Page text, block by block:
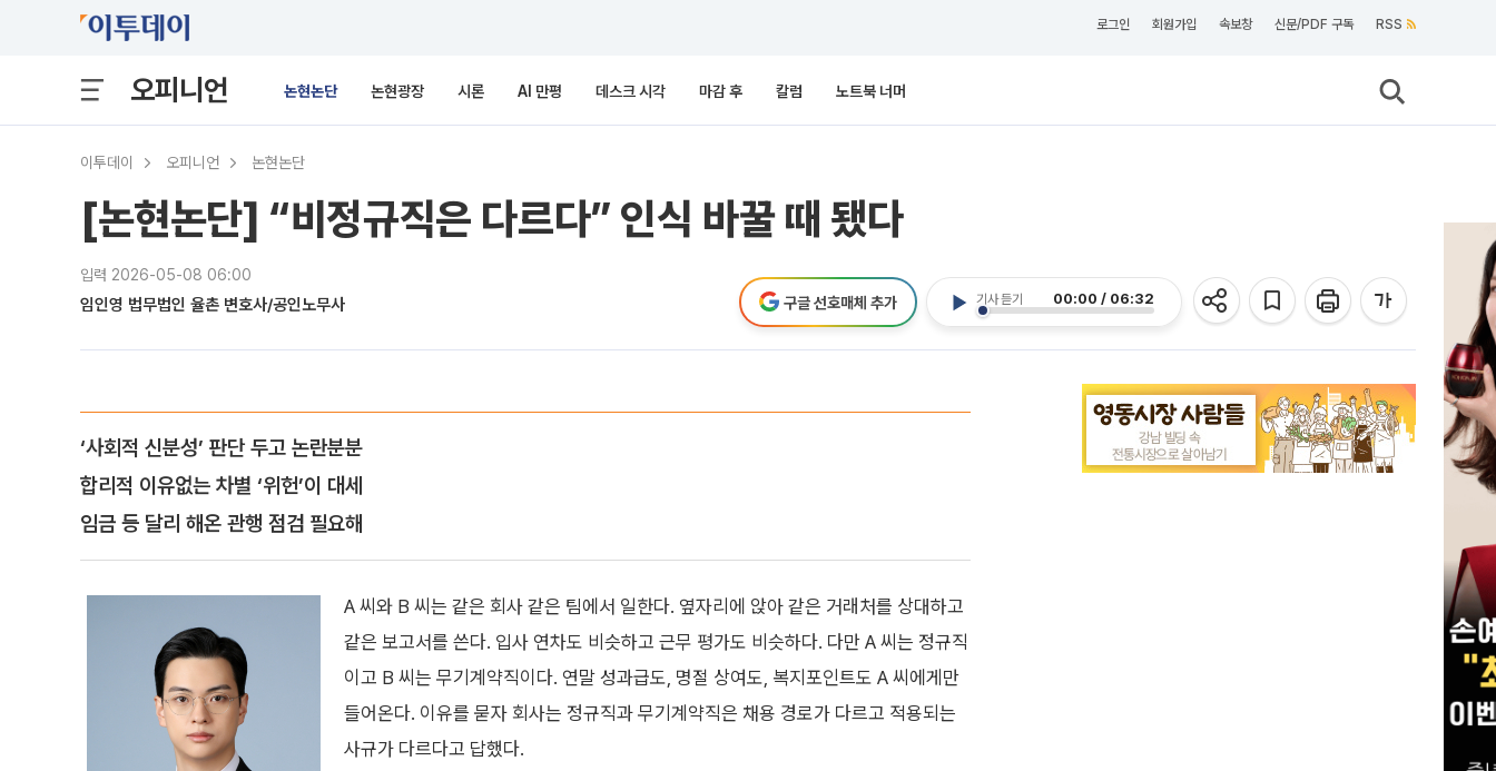
로그인 회원가입 속보창 신문/PDF 구독 RSS
오피니언 논현논단 논현광장 시론 AI 만평 데스크 시각 마감 후 칼럼 노트북 너머
이투데이 오피니언 논현논단
[논현논단] “비정규직은 다르다” 인식 바꿀 때 됐다
입력 2026-05-08 06:00
임인영 법무법인 율촌 변호사/공인노무사 기사 듣기 00:00 / 06:32
구글 선호매체 추가
‘사회적 신분성’ 판단 두고 논란분분
합리적 이유없는 차별 ‘위헌’이 대세
임금 등 달리 해온 관행 점검 필요해
A 씨와 B 씨는 같은 회사 같은 팀에서 일한다. 옆자리에 앉아 같은 거래처를 상대하고
같은 보고서를 쓴다. 입사 연차도 비슷하고 근무 평가도 비슷하다. 다만 A 씨는 정규직
이고 B 씨는 무기계약직이다. 연말 성과급도, 명절 상여도, 복지포인트도 A 씨에게만
들어온다. 이유를 묻자 회사는 정규직과 무기계약직은 채용 경로가 다르고 적용되는
사규가 다르다고 답했다.